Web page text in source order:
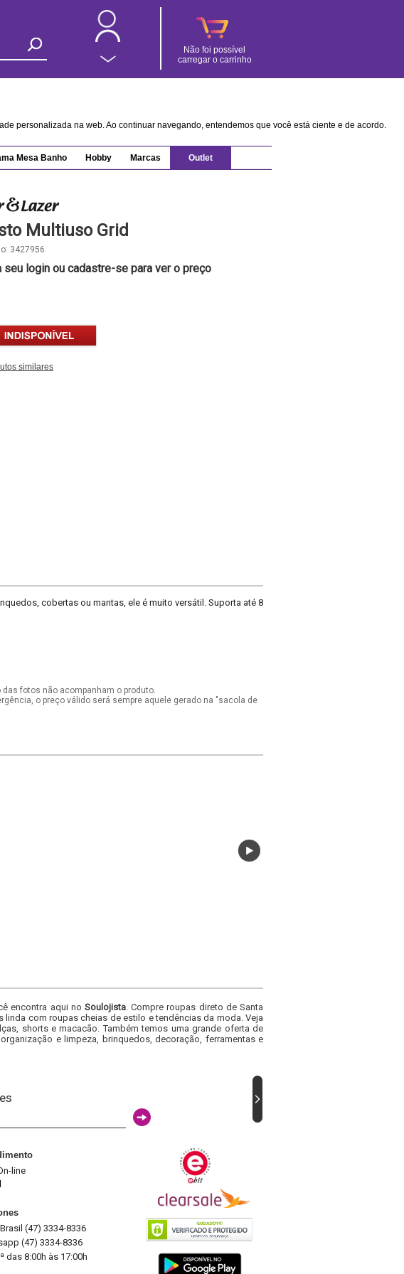
Não foi possível
carregar o carrinho
personalizada na web. Ao continuar navegando, entendemos que você está ciente e de acordo.
Mesa Banho Hobby Marcas Outlet
Multiuso Grid
3427956
seu login ou cadastre-se para ver o preço
similares
cobertas ou mantas, ele é muito versátil. Suporta até 8
fotos não acompanham o produto.
o preço válido será sempre aquele gerado na "sacola de
encontra aqui no Soulojista. Compre roupas direto de Santa
com roupas cheias de estilo e tendências da moda. Veja
shorts e macacão. Também temos uma grande oferta de
e limpeza, brinquedos, decoração, ferramentas e
line
(47) 3334-8336
(47) 3334-8336
das 8:00h às 17:00h